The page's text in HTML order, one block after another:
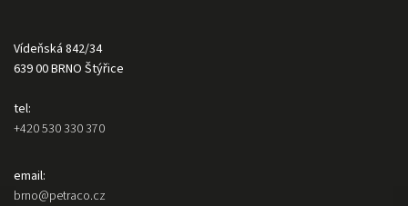
Vídeňská 842/34
639 00 BRNO Štýřice
tel:
+420 530 330 370
email:
brno@petraco.cz